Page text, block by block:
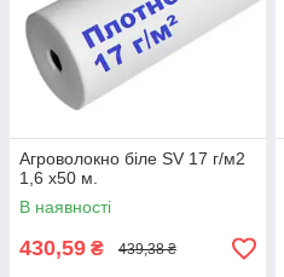
Агроволокно біле SV 17 г/м2
1,6 х50 м.
В наявності
430,59 ₴ 439,38 ₴